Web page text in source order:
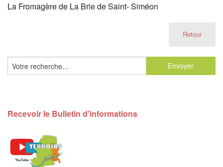
La Fromagère de La Brie de Saint- Siméon
Retour
Recevoir le Bulletin d'informations